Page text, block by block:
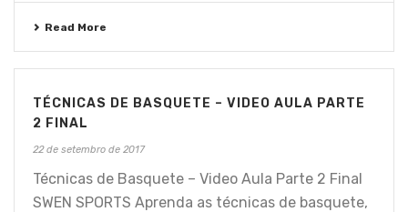
Read More
TÉCNICAS DE BASQUETE – VIDEO AULA PARTE
2 FINAL
22 de setembro de 2017
Técnicas de Basquete – Video Aula Parte 2 Final
SWEN SPORTS Aprenda as técnicas de basquete,